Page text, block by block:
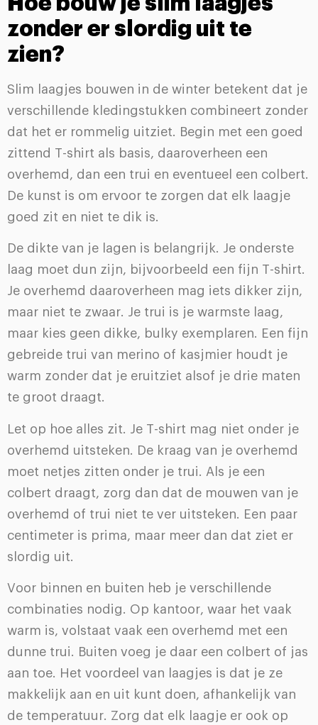
zonder er slordig uit te
zien?
Slim laagjes bouwen in de winter betekent dat je
verschillende kledingstukken combineert zonder
dat het er rommelig uitziet. Begin met een goed
zittend T-shirt als basis, daaroverheen een
overhemd, dan een trui en eventueel een colbert.
De kunst is om ervoor te zorgen dat elk laagje
goed zit en niet te dik is.
De dikte van je lagen is belangrijk. Je onderste
laag moet dun zijn, bijvoorbeeld een fijn T-shirt.
Je overhemd daaroverheen mag iets dikker zijn,
maar niet te zwaar. Je trui is je warmste laag,
maar kies geen dikke, bulky exemplaren. Een fijn
gebreide trui van merino of kasjmier houdt je
warm zonder dat je eruitziet alsof je drie maten
te groot draagt.
Let op hoe alles zit. Je T-shirt mag niet onder je
overhemd uitsteken. De kraag van je overhemd
moet netjes zitten onder je trui. Als je een
colbert draagt, zorg dan dat de mouwen van je
overhemd of trui niet te ver uitsteken. Een paar
centimeter is prima, maar meer dan dat ziet er
slordig uit.
Voor binnen en buiten heb je verschillende
combinaties nodig. Op kantoor, waar het vaak
warm is, volstaat vaak een overhemd met een
dunne trui. Buiten voeg je daar een colbert of jas
aan toe. Het voordeel van laagjes is dat je ze
makkelijk aan en uit kunt doen, afhankelijk van
de temperatuur. Zorg dat elk laagje er ook op